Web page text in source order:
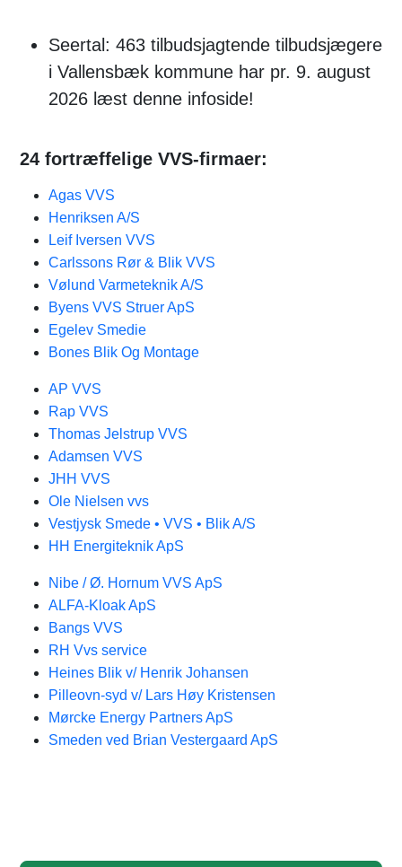
Seertal: 463 tilbudsjagtende tilbudsjægere
i Vallensbæk kommune har pr. 9. august
2026 læst denne infoside!
24 fortræffelige VVS-firmaer:
Agas VVS
Henriksen A/S
Leif Iversen VVS
Carlssons Rør & Blik VVS
Vølund Varmeteknik A/S
Byens VVS Struer ApS
Egelev Smedie
Bones Blik Og Montage
AP VVS
Rap VVS
Thomas Jelstrup VVS
Adamsen VVS
JHH VVS
Ole Nielsen vvs
Vestjysk Smede • VVS • Blik A/S
HH Energiteknik ApS
Nibe / Ø. Hornum VVS ApS
ALFA-Kloak ApS
Bangs VVS
RH Vvs service
Heines Blik v/ Henrik Johansen
Pilleovn-syd v/ Lars Høy Kristensen
Mørcke Energy Partners ApS
Smeden ved Brian Vestergaard ApS